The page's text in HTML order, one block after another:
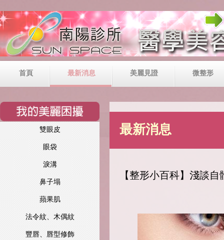
首頁 最新消息 美麗見證 微整形
雙眼皮
眼袋
淚溝
鼻子塌
蘋果肌
法令紋、木偶紋
豐唇、唇型修飾
最新消息
【整形小百科】淺談